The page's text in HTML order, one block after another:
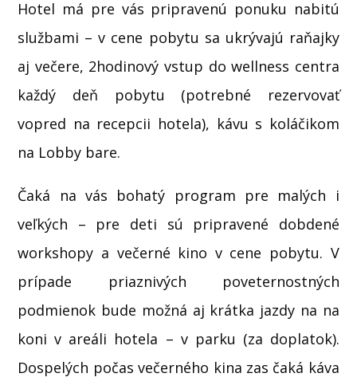
Hotel má pre vás pripravenú ponuku nabitú
službami – v cene pobytu sa ukrývajú raňajky
aj večere, 2hodinový vstup do wellness centra
každý deň pobytu (potrebné rezervovať
vopred na recepcii hotela), kávu s koláčikom
na Lobby bare.
Čaká na vás bohatý program pre malých i
veľkých – pre deti sú pripravené dobdené
workshopy a večerné kino v cene pobytu. V
prípade priaznivých poveternostných
podmienok bude možná aj krátka jazdy na na
koni v areáli hotela – v parku (za doplatok).
Dospelých počas večerného kina zas čaká káva